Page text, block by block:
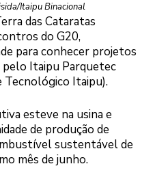
Itaipu Binacional
das Cataratas
do G20,
para conhecer projetos
Itaipu Parquetec
Tecnológico Itaipu).
esteve na usina e
de produção de
sustentável de
mês de junho.